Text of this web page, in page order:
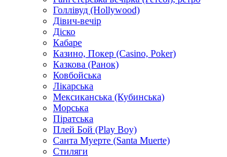
Голлівуд (Hollywood)
Дівич-вечір
Діско
Кабаре
Казино, Покер (Casino, Poker)
Казкова (Ранок)
Ковбойська
Лікарська
Мексиканська (Кубинська)
Морська
Піратська
Плей Бой (Play Boy)
Санта Муерте (Santa Muerte)
Стиляги